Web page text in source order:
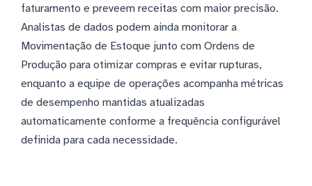
faturamento e preveem receitas com maior precisão.
Analistas de dados podem ainda monitorar a
Movimentação de Estoque junto com Ordens de
Produção para otimizar compras e evitar rupturas,
enquanto a equipe de operações acompanha métricas
de desempenho mantidas atualizadas
automaticamente conforme a frequência configurável
definida para cada necessidade.